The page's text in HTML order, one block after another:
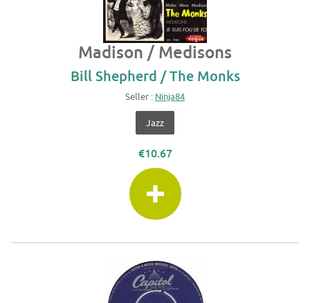
Madison / Medisons
Bill Shepherd / The Monks
Seller : Ninja84
Jazz
€10.67